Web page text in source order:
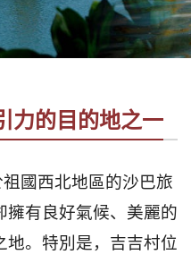
力的目的地之一
國西北地區的沙巴旅
擁有良好氣候、美麗的
地。特別是，吉吉村位